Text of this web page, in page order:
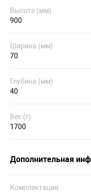
Высота (мм)
900
Ширина (мм)
70
Глубина (мм)
40
Вес (г)
1700
Дополнительная
Комплектация